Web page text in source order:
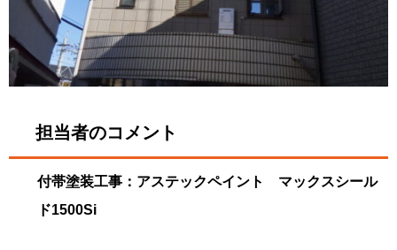
担当者のコメント
付帯塗装工事：アステックペイント マックスシール
ド1500Si